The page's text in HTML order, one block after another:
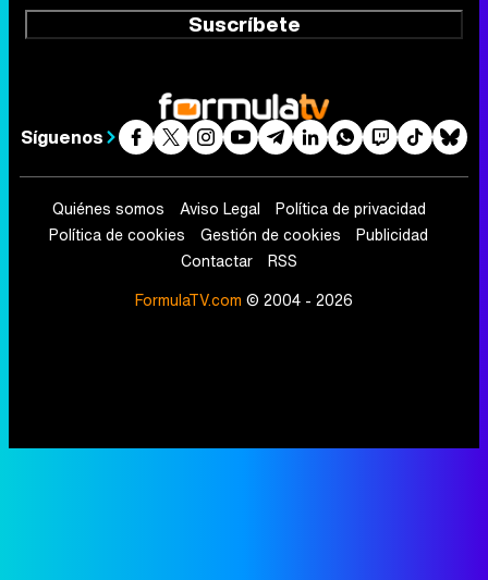
Suscríbete
Síguenos
Quiénes somos Aviso Legal
Política de privacidad
Política de cookies
Gestión de cookies
Publicidad
Contactar
RSS
FormulaTV.com © 2004 - 2026